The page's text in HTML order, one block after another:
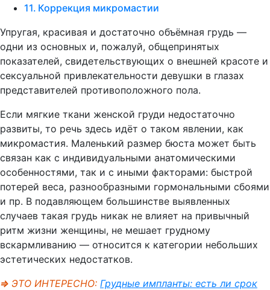
Коррекция микромастии
Упругая, красивая и достаточно объёмная грудь —
одни из основных и, пожалуй, общепринятых
показателей, свидетельствующих о внешней красоте и
сексуальной привлекательности девушки в глазах
представителей противоположного пола.
Если мягкие ткани женской груди недостаточно
развиты, то речь здесь идёт о таком явлении, как
микромастия. Маленький размер бюста может быть
связан как с индивидуальными анатомическими
особенностями, так и с иными факторами: быстрой
потерей веса, разнообразными гормональными сбоями
и пр. В подавляющем большинстве выявленных
случаев такая грудь никак не влияет на привычный
ритм жизни женщины, не мешает грудному
вскармливанию — относится к категории небольших
эстетических недостатков.
⇒ ЭТО ИНТЕРЕСНО: Грудные импланты: есть ли срок